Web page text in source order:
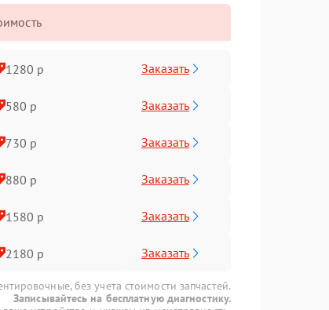
1280 р Заказать
580 р Заказать
730 р Заказать
880 р Заказать
1580 р Заказать
2180 р Заказать
без учета стоимости запчастей.
Записывайтесь на бесплатную диагностику.